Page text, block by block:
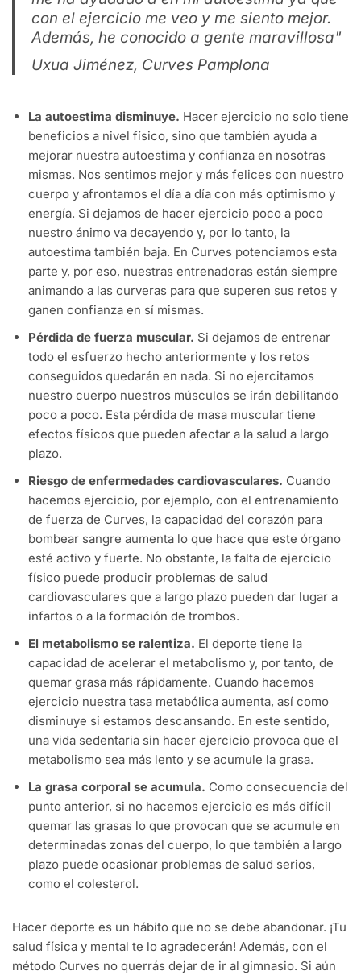
con el ejercicio me veo y me siento mejor.
Además, he conocido a gente maravillosa"
Uxua Jiménez, Curves Pamplona
La autoestima disminuye. Hacer ejercicio no solo tiene
beneficios a nivel físico, sino que también ayuda a
mejorar nuestra autoestima y confianza en nosotras
mismas. Nos sentimos mejor y más felices con nuestro
cuerpo y afrontamos el día a día con más optimismo y
energía. Si dejamos de hacer ejercicio poco a poco
nuestro ánimo va decayendo y, por lo tanto, la
autoestima también baja. En Curves potenciamos esta
parte y, por eso, nuestras entrenadoras están siempre
animando a las curveras para que superen sus retos y
ganen confianza en sí mismas.
Pérdida de fuerza muscular. Si dejamos de entrenar
todo el esfuerzo hecho anteriormente y los retos
conseguidos quedarán en nada. Si no ejercitamos
nuestro cuerpo nuestros músculos se irán debilitando
poco a poco. Esta pérdida de masa muscular tiene
efectos físicos que pueden afectar a la salud a largo
plazo.
Riesgo de enfermedades cardiovasculares. Cuando
hacemos ejercicio, por ejemplo, con el entrenamiento
de fuerza de Curves, la capacidad del corazón para
bombear sangre aumenta lo que hace que este órgano
esté activo y fuerte. No obstante, la falta de ejercicio
físico puede producir problemas de salud
cardiovasculares que a largo plazo pueden dar lugar a
infartos o a la formación de trombos.
El metabolismo se ralentiza. El deporte tiene la
capacidad de acelerar el metabolismo y, por tanto, de
quemar grasa más rápidamente. Cuando hacemos
ejercicio nuestra tasa metabólica aumenta, así como
disminuye si estamos descansando. En este sentido,
una vida sedentaria sin hacer ejercicio provoca que el
metabolismo sea más lento y se acumule la grasa.
La grasa corporal se acumula. Como consecuencia del
punto anterior, si no hacemos ejercicio es más difícil
quemar las grasas lo que provocan que se acumule en
determinadas zonas del cuerpo, lo que también a largo
plazo puede ocasionar problemas de salud serios,
como el colesterol.
Hacer deporte es un hábito que no se debe abandonar. ¡Tu
salud física y mental te lo agradecerán! Además, con el
método Curves no querrás dejar de ir al gimnasio. Si aún